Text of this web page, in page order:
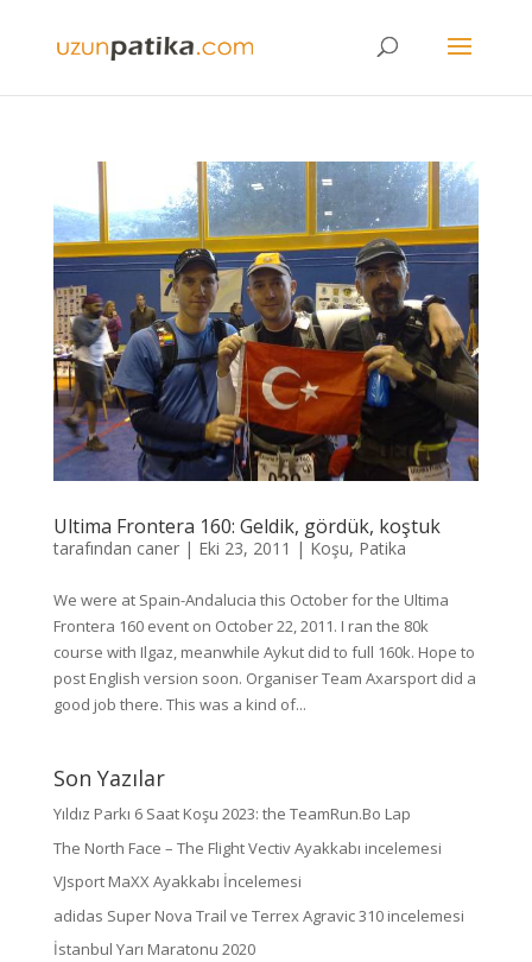
Ultima Frontera 160: Geldik, gördük, koştuk
tarafından caner| Eki 23, 2011 | Koşu, Patika
We were at Spain-Andalucia this October for the Ultima
Frontera 160 event on October 22, 2011. I ran the 80k
course with Ilgaz, meanwhile Aykut did to full 160k. Hope to
post English version soon. Organiser Team Axarsport did a
good job there. This was a kind of...
Son Yazılar
Yıldız Parkı 6 Saat Koşu 2023: the TeamRun.Bo Lap
The North Face – The Flight Vectiv Ayakkabı incelemesi
VJsport MaXX Ayakkabı İncelemesi
adidas Super Nova Trail ve Terrex Agravic 310 incelemesi
İstanbul Yarı Maratonu 2020